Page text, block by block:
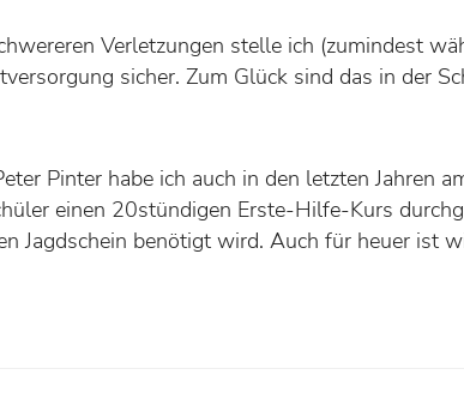
Verletzungen stelle ich (zumindest
sicher. Zum Glück sind das in der
Pinter habe ich auch in den letzten Jahren
einen 20stündigen Erste-Hilfe-Kurs
Jagdschein benötigt wird. Auch für heuer ist